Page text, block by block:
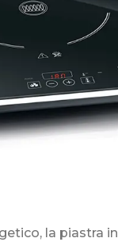
la piastra in